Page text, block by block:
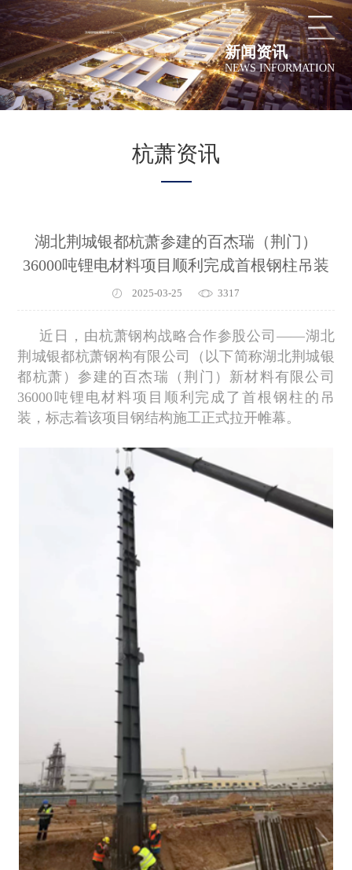
新闻资讯
NEWS INFORMATION
杭萧资讯
湖北荆城银都杭萧参建的百杰瑞（荆门）
36000吨锂电材料项目顺利完成首根钢柱吊装
2025-03-25 3317
近日，由杭萧钢构战略合作参股公司——湖北
荆城银都杭萧钢构有限公司（以下简称湖北荆城银
都杭萧）参建的百杰瑞（荆门）新材料有限公司
36000吨锂电材料项目顺利完成了首根钢柱的吊
装，标志着该项目钢结构施工正式拉开帷幕。